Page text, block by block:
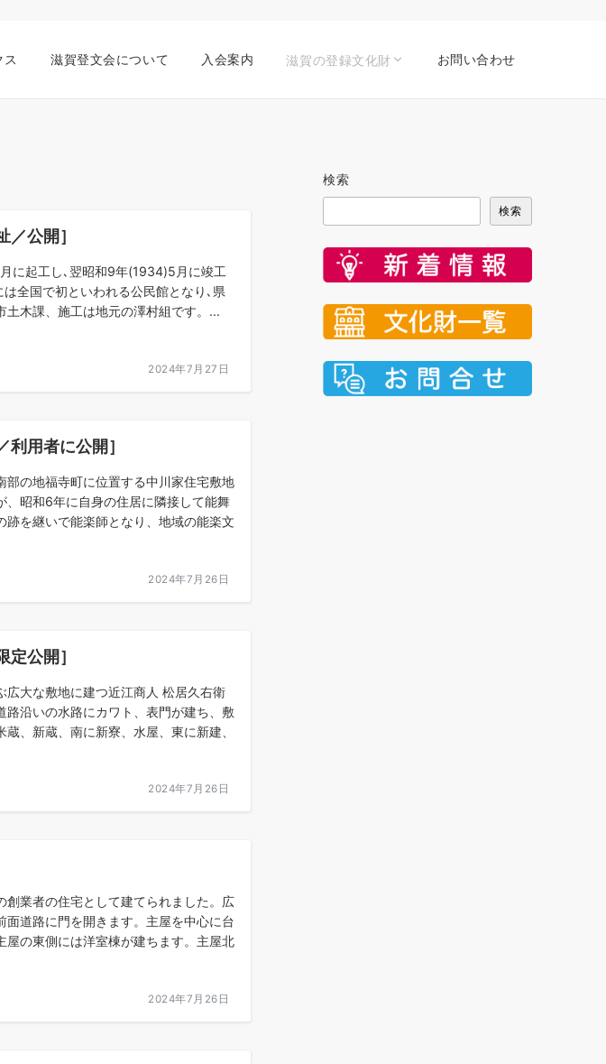
ス 滋賀登文会について 入会案内 滋賀の登録文化財 お問い合わせ
公開］
に起工し､翌昭和9年(1934)5月に竣工
全国で初といわれる公民館となり､県
木課、施工は地元の澤村組です。...
2024年7月27日
用者に公開］
の地福寺町に位置する中川家住宅敷地
、昭和6年に自身の住居に隣接して能舞
を継いで能楽師となり、地域の能楽文
2024年7月26日
公開］
大な敷地に建つ近江商人 松居久右衛
沿いの水路にカワト、表門が建ち、敷
、新蔵、南に新寮、水屋、東に新建、
2024年7月26日
業者の住宅として建てられました。広
道路に門を開きます。主屋を中心に台
の東側には洋室棟が建ちます。主屋北
2024年7月26日
検索
検索